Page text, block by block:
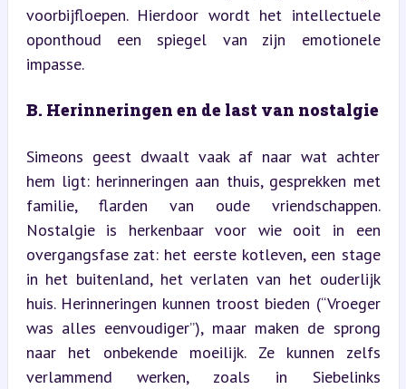
voorbijfloepen. Hierdoor wordt het intellectuele
oponthoud een spiegel van zijn emotionele
impasse.
B. Herinneringen en de last van nostalgie
Simeons geest dwaalt vaak af naar wat achter
hem ligt: herinneringen aan thuis, gesprekken met
familie, flarden van oude vriendschappen.
Nostalgie is herkenbaar voor wie ooit in een
overgangsfase zat: het eerste kotleven, een stage
in het buitenland, het verlaten van het ouderlijk
huis. Herinneringen kunnen troost bieden (“Vroeger
was alles eenvoudiger”), maar maken de sprong
naar het onbekende moeilijk. Ze kunnen zelfs
verlammend werken, zoals in Siebelinks